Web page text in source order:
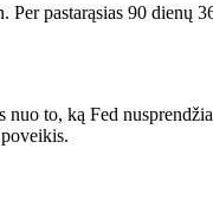
pastarąsias 90 dienų
to, ką Fed